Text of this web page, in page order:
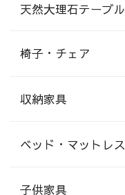
天然大理石テーブル
椅子・チェア
収納家具
ベッド・マットレス
子供家具